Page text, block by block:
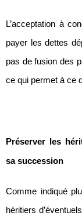
L’acceptation à
payer les dettes
pas de fusion des
ce qui permet à ce
Préserver les
sa succession
Comme indiqué
héritiers